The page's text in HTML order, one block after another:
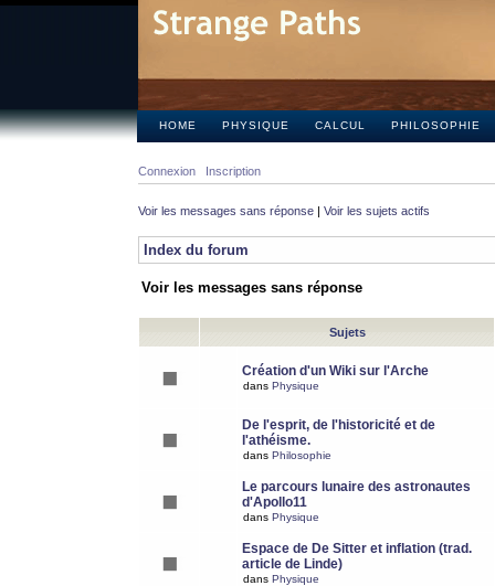
HOME PHYSIQUE CALCUL PHILOSOPHIE
Connexion Inscription
Voir les messages sans réponse | Voir les sujets actifs
Index du forum
Voir les messages sans réponse
Sujets
Création d'un Wiki sur l'Arche
dans Physique
De l'esprit, de l'historicité et de
l'athéisme.
dans Philosophie
Le parcours lunaire des astronautes
d'Apollo11
dans Physique
Espace de De Sitter et inflation (trad.
article de Linde)
dans Physique